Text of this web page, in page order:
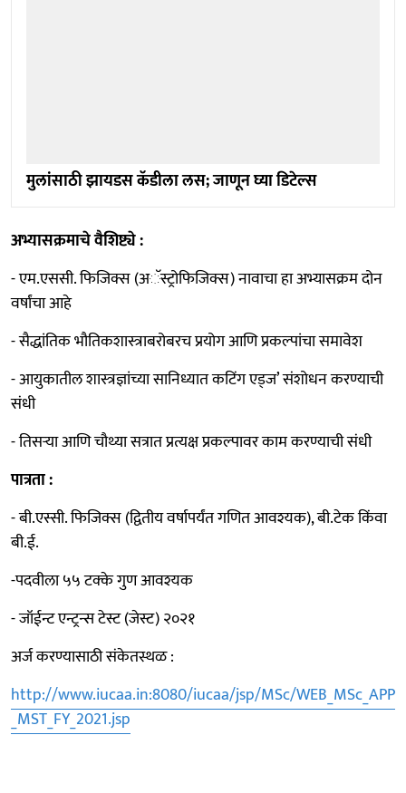
मुलांसाठी झायडस कॅडीला लस; जाणून घ्या डिटेल्स
अभ्यासक्रमाचे वैशिष्ट्ये :
- एम.एससी. फिजिक्स (अॅस्ट्रोफिजिक्स) नावाचा हा अभ्यासक्रम दोन
वर्षांचा आहे
- सैद्धांतिक भौतिकशास्त्राबरोबरच प्रयोग आणि प्रकल्पांचा समावेश
- आयुकातील शास्त्रज्ञांच्या सानिध्यात कटिंग एड्ज’ संशोधन करण्याची
संधी
- तिसऱ्या आणि चौथ्या सत्रात प्रत्यक्ष प्रकल्पावर काम करण्याची संधी
पात्रता :
- बी.एस्सी. फिजिक्स (द्वितीय वर्षापर्यंत गणित आवश्यक), बी.टेक किंवा
बी.ई.
-पदवीला ५५ टक्के गुण आवश्यक
- जॉईन्ट एन्ट्रन्स टेस्ट (जेस्ट) २०२१
अर्ज करण्यासाठी संकेतस्थळ :
http://www.iucaa.in:8080/iucaa/jsp/MSc/WEB_MSc_APP
_MST_FY_2021.jsp